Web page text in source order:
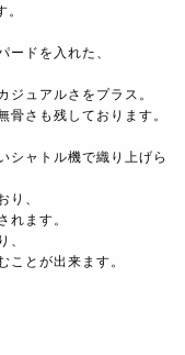
ドを入れた、
ュアルさをプラス。
さも残しております。
シャトル機で織り上げら
、
ます。
とが出来ます。